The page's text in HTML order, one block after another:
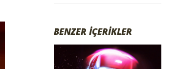
BENZER İÇERİKLER